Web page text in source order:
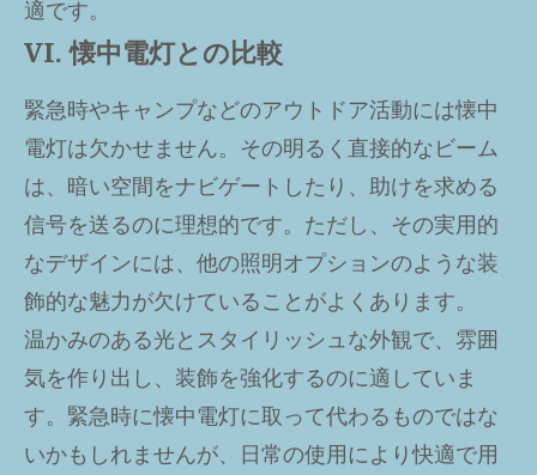
適です。
VI. 懐中電灯との比較
緊急時やキャンプなどのアウトドア活動には懐中
電灯は欠かせません。その明るく直接的なビーム
は、暗い空間をナビゲートしたり、助けを求める
信号を送るのに理想的です。ただし、その実用的
なデザインには、他の照明オプションのような装
飾的な魅力が欠けていることがよくあります。
温かみのある光とスタイリッシュな外観で、雰囲
気を作り出し、装飾を強化するのに適していま
す。緊急時に懐中電灯に取って代わるものではな
いかもしれませんが、日常の使用により快適で用